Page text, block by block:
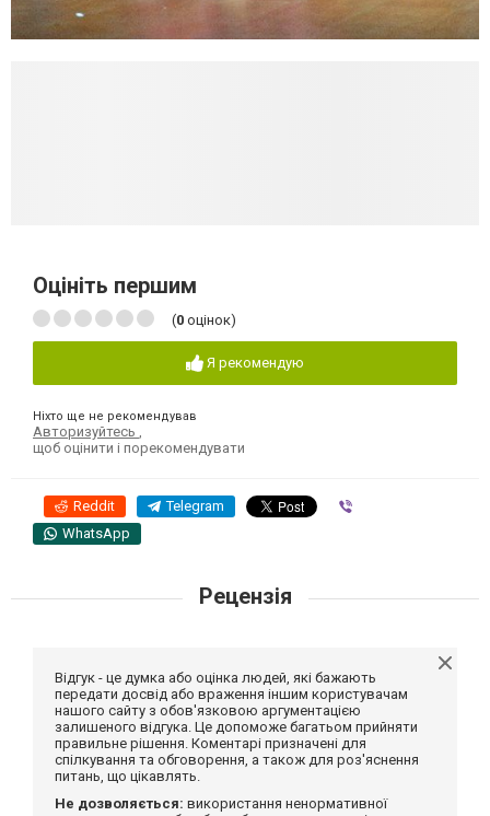
Оцініть першим
(0 оцінок)
Я рекомендую
Ніхто ще не рекомендував
Авторизуйтесь ,
щоб оцінити і порекомендувати
Reddit Telegram
WhatsApp
Рецензія
Відгук - це думка або оцінка людей, які бажають
передати досвід або враження іншим користувачам
нашого сайту з обов'язковою аргументацією
залишеного відгука. Це допоможе багатьом прийняти
правильне рішення. Коментарі призначені для
спілкування та обговорення, а також для роз'яснення
питань, що цікавлять.
Не дозволяється: використання ненормативної